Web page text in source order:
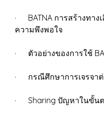
· BATNA การสร้างทาง
ความพึงพอใจ
· ตัวอย่างของการใช้
· กรณีศึกษาการเจรจาต่
· Sharing ปัญหาในขั้น